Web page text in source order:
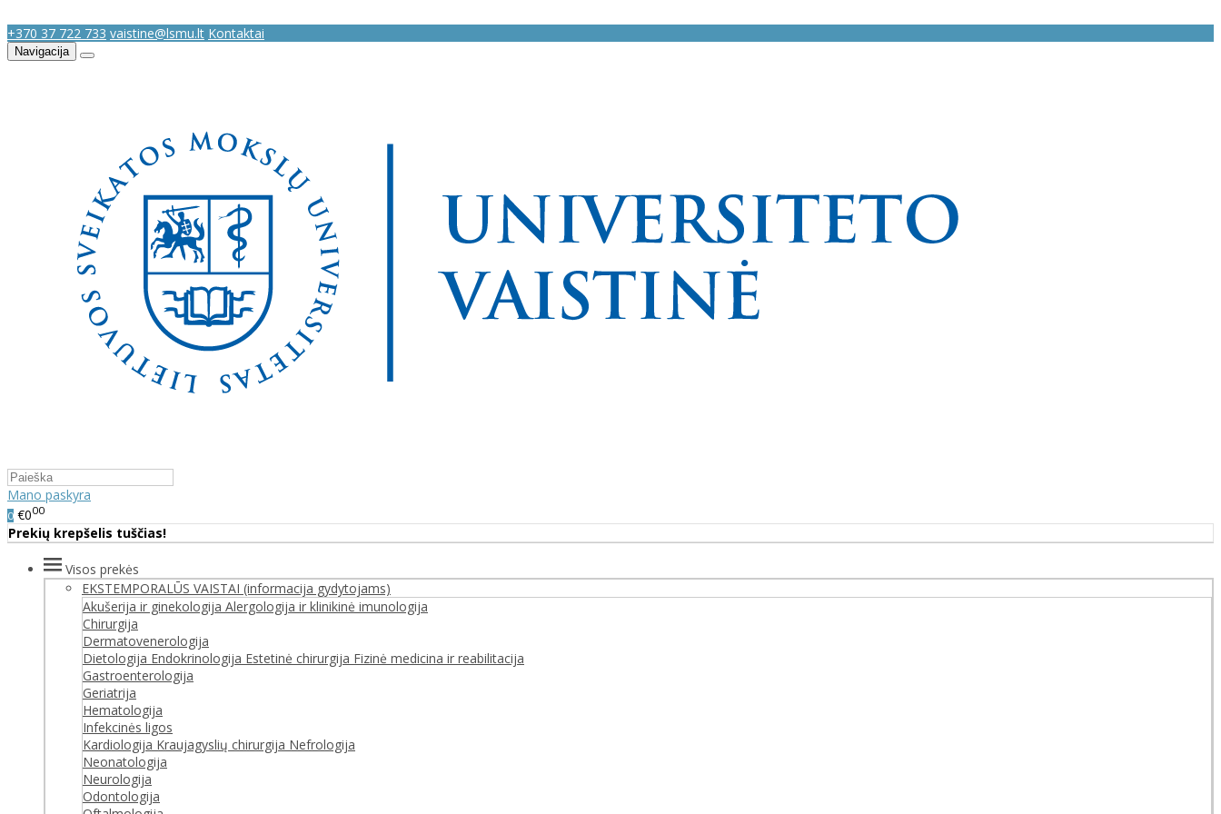
+370 37 722 733 vaistine@lsmu.lt Kontaktai
Navigacija
Mano paskyra
0 €000
Prekių krepšelis tuščias!
Visos prekės
EKSTEMPORALŪS VAISTAI (informacija gydytojams)
Akušerija ir ginekologija Alergologija ir klinikinė imunologija
Chirurgija
Dermatovenerologija
Dietologija Endokrinologija Estetinė chirurgija Fizinė medicina ir reabilitacija
Gastroenterologija
Geriatrija
Hematologija
Infekcinės ligos
Kardiologija Kraujagyslių chirurgija Nefrologija
Neonatologija
Neurologija
Odontologija